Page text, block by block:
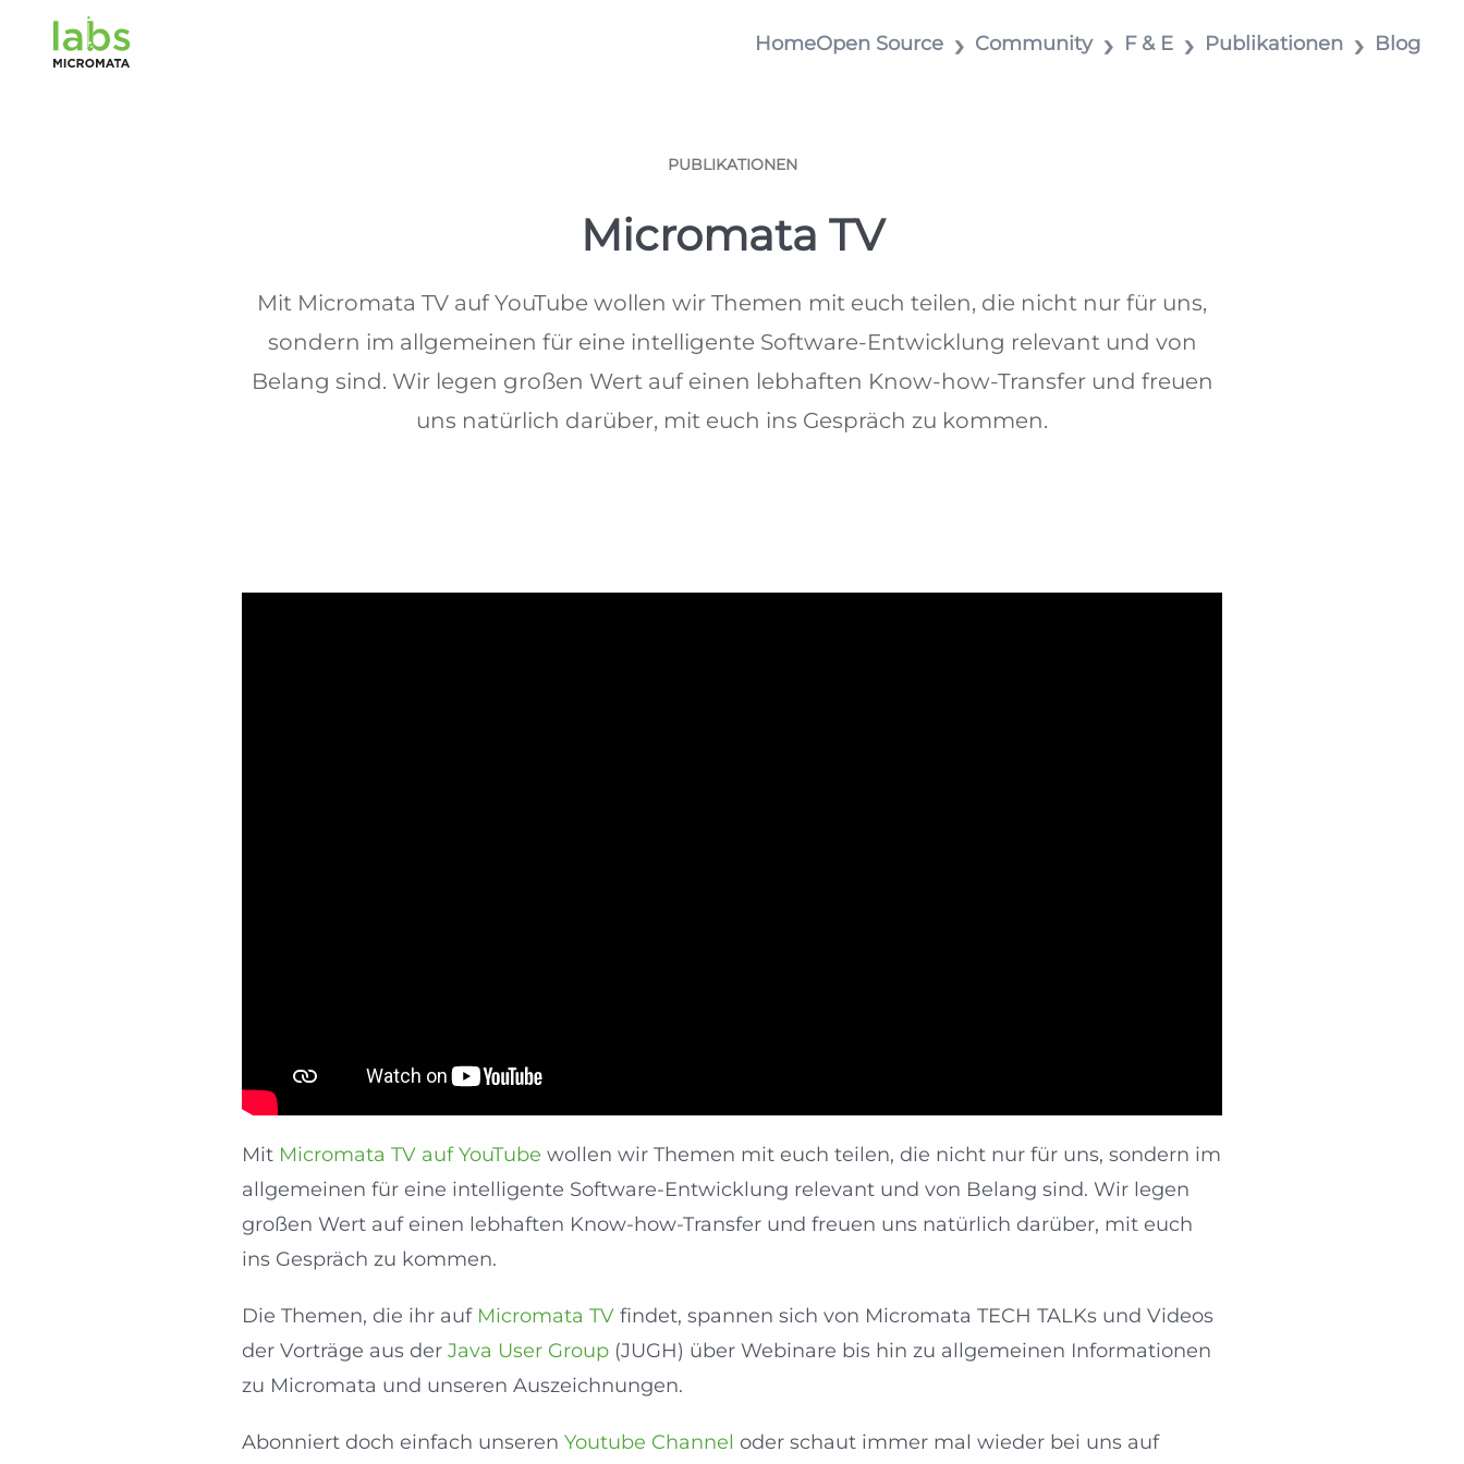
HomeOpen Source Community F & E Publikationen Blog
PUBLIKATIONEN
Micromata TV
Mit Micromata TV auf YouTube wollen wir Themen mit euch teilen, die nicht nur für uns,
sondern im allgemeinen für eine intelligente Software-Entwicklung relevant und von
Belang sind. Wir legen großen Wert auf einen lebhaften Know-how-Transfer und freuen
uns natürlich darüber, mit euch ins Gespräch zu kommen.
Mit Micromata TV auf YouTube wollen wir Themen mit euch teilen, die nicht nur für uns, sondern im
allgemeinen für eine intelligente Software-Entwicklung relevant und von Belang sind. Wir legen
großen Wert auf einen lebhaften Know-how-Transfer und freuen uns natürlich darüber, mit euch
ins Gespräch zu kommen.
Die Themen, die ihr auf Micromata TV findet, spannen sich von Micromata TECH TALKs und Videos
der Vorträge aus der Java User Group (JUGH) über Webinare bis hin zu allgemeinen Informationen
zu Micromata und unseren Auszeichnungen.
Abonniert doch einfach unseren Youtube Channel oder schaut immer mal wieder bei uns auf